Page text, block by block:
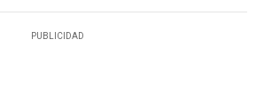
PUBLICIDAD